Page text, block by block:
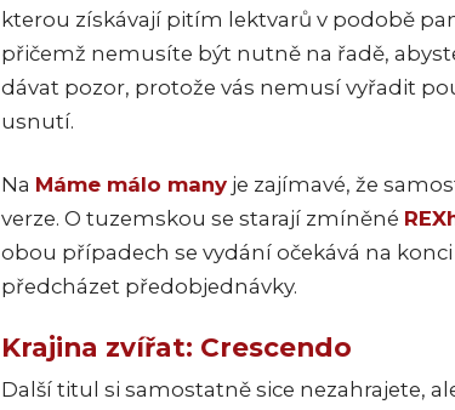
kterou získávají pitím lektvarů v podobě
přičemž nemusíte být nutně na řadě,
dávat pozor, protože vás nemusí vyřadit
usnutí.
Na Máme málo many je zajímavé, že
verze. O tuzemskou se starají zmíněné
obou případech se vydání očekává na
předcházet předobjednávky.
Krajina zvířat: Crescendo
Další titul si samostatně sice nezahrajete,